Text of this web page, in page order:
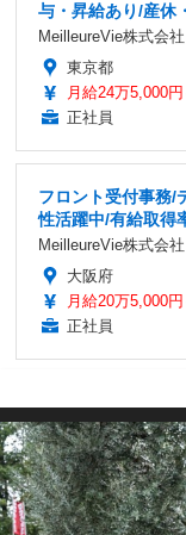
与・昇給あり/産休
MeilleureVie株式会社
東京都
月給24万5,000
正社員
フロント受付事務/
性活躍中/有給取得
MeilleureVie株式会社
大阪府
月給20万5,000
正社員